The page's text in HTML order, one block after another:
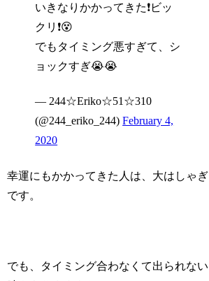
いきなりかかってきた❗️ビッ
クリ❗️😵
でもタイミング悪すぎて、シ
ョックすぎ😭😭
— 244☆Eriko☆51☆310
(@244_eriko_244)February 4,
2020
幸運にもかかってきた人は、大はしゃぎ
です。
でも、タイミング合わなくて出られない